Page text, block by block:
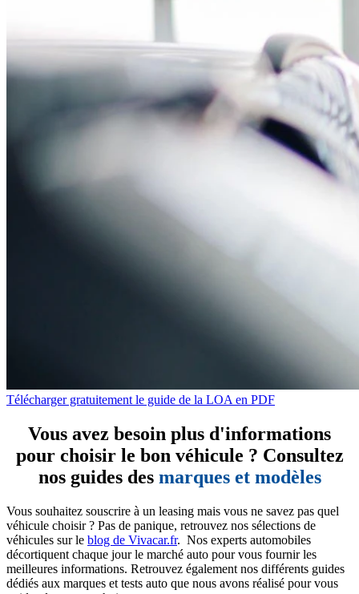
Télécharger gratuitement le guide de la LOA en PDF
Vous avez besoin plus d'informations
pour choisir le bon véhicule ? Consultez
nos guides des marques et modèles
Vous souhaitez souscrire à un leasing mais vous ne savez pas quel
véhicule choisir ? Pas de panique, retrouvez nos sélections de
véhicules sur le blog de Vivacar.fr. Nos experts automobiles
décortiquent chaque jour le marché auto pour vous fournir les
meilleures informations. Retrouvez également nos différents guides
dédiés aux marques et tests auto que nous avons réalisé pour vous